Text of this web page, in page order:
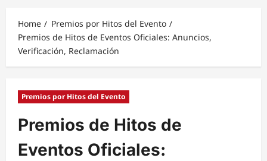
Home
Premios por Hitos del Evento
Premios de Hitos de Eventos Oficiales: Anuncios,
Verificación, Reclamación
Premios por Hitos del Evento
Premios de Hitos de
Eventos Oficiales: